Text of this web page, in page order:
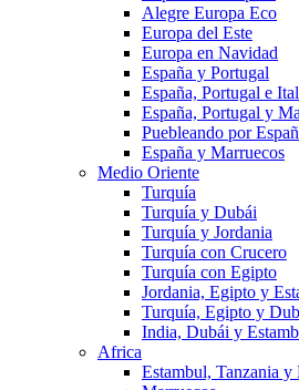
Alegre Europa Eco
Europa del Este
Europa en Navidad
España y Portugal
España, Portugal e
España, Portugal y
Puebleando por
España y Marruecos
Medio Oriente
Turquía
Turquía y Dubái
Turquía y Jordania
Turquía con Crucero
Turquía con Egipto
Jordania, Egipto y
Turquía, Egipto y
India, Dubái y
Africa
Estambul, Tanzania y